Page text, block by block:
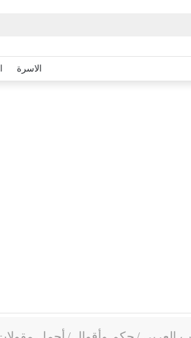
الاسرة